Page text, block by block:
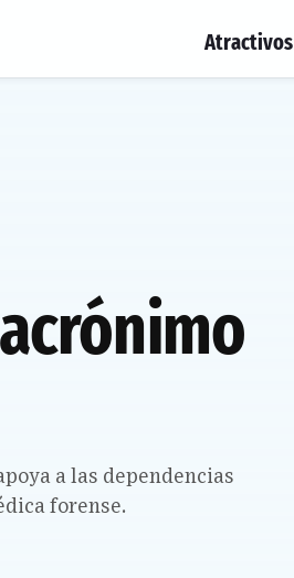
Atractivos
a las dependencias
forense.